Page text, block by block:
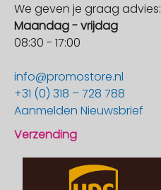
We geven je graag advies:
Maandag - vrijdag
08:30 - 17:00
info@promostore.nl
+31 (0) 318 – 728 788
Aanmelden Nieuwsbrief
Verzending